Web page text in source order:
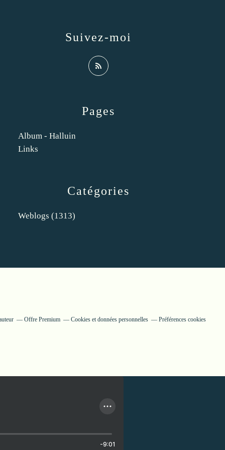
Catégories
Weblogs (1313)
Pages
Album - Halluin
Links
Suivez-moi
Offre Premium Cookies et données personnelles Préférences cookies
-9:01